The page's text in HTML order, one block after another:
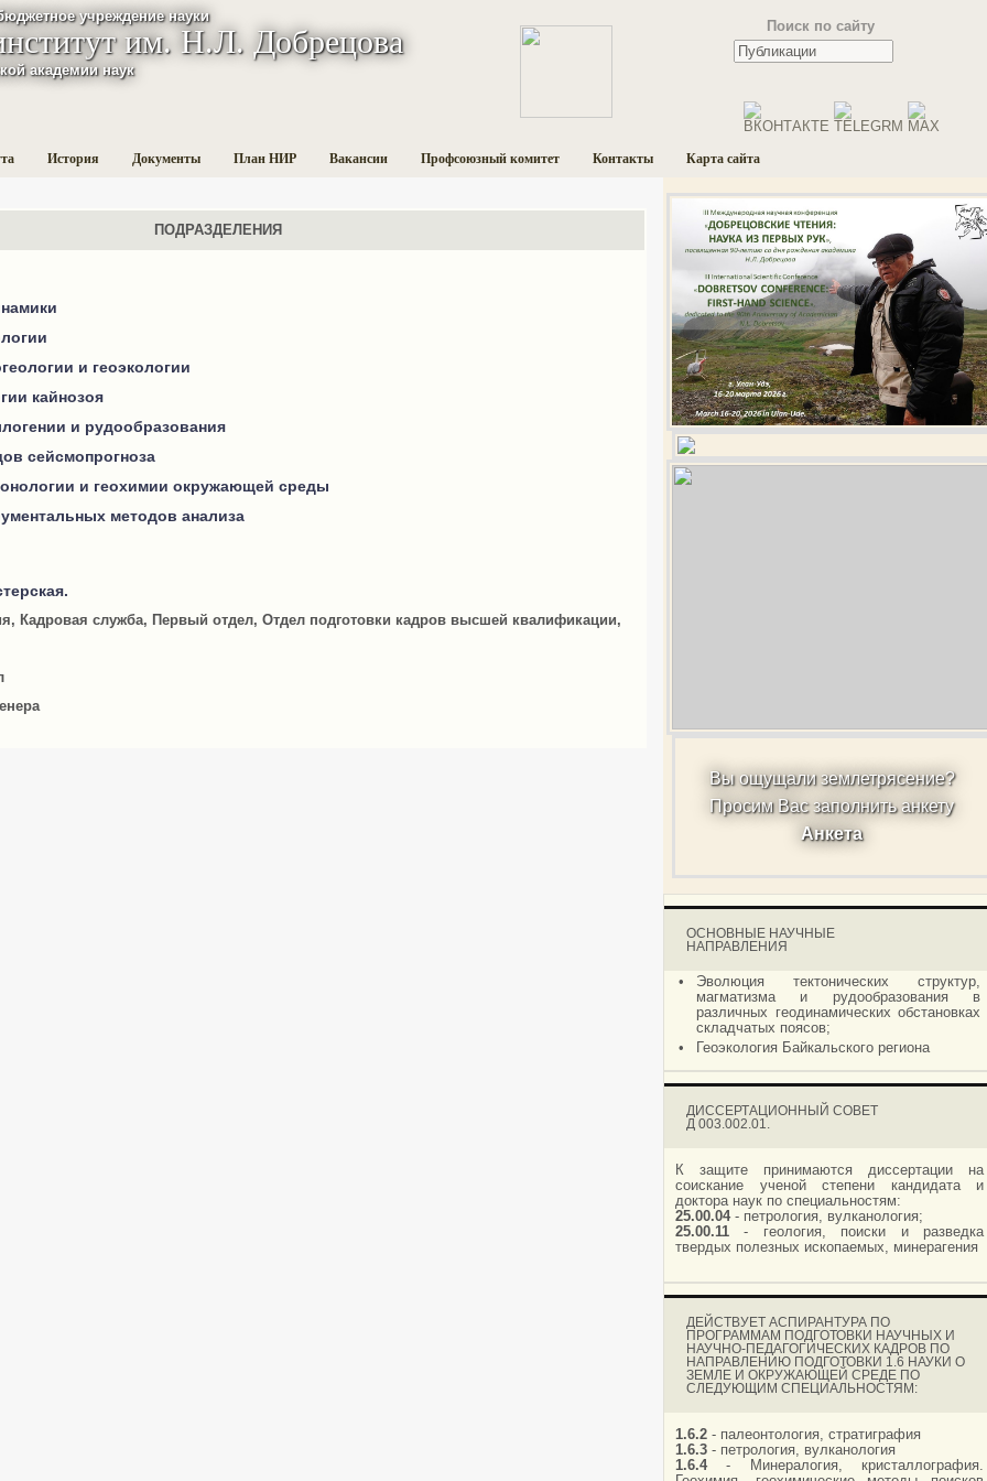
учреждение науки
им. Н.Л. Добрецова
академии наук
История Документы План НИР Вакансии Профсоюзный комитет Контакты Карта сайта
Поиск по сайту
ПОДРАЗДЕЛЕНИЯ
и геоэкологии
кайнозоя
и рудообразования
сейсмопрогноза
и геохимии окружающей среды
методов анализа
Кадровая служба, Первый отдел, Отдел подготовки кадров высшей квалификации,
Вы ощущали землетрясение?
Просим Вас заполнить анкету
Анкета
ОСНОВНЫЕ НАУЧНЫЕ
НАПРАВЛЕНИЯ
•
Эволюция тектонических структур,
магматизма и рудообразования в
различных геодинамических обстановках
складчатых поясов;
•
Геоэкология Байкальского региона
ДИССЕРТАЦИОННЫЙ СОВЕТ
Д 003.002.01.
К защите принимаются диссертации на
соискание ученой степени кандидата и
доктора наук по специальностям:
25.00.04- петрология, вулканология;
25.00.11 - геология, поиски и разведка
твердых полезных ископаемых, минерагения
ДЕЙСТВУЕТ АСПИРАНТУРА ПО
ПРОГРАММАМ ПОДГОТОВКИ НАУЧНЫХ И
НАУЧНО-ПЕДАГОГИЧЕСКИХ КАДРОВ ПО
НАПРАВЛЕНИЮ ПОДГОТОВКИ 1.6 НАУКИ О
ЗЕМЛЕ И ОКРУЖАЮЩЕЙ СРЕДЕ ПО
СЛЕДУЮЩИМ СПЕЦИАЛЬНОСТЯМ:
1.6.2 - палеонтология, стратиграфия
1.6.3 - петрология, вулканология
1.6.4- Минералогия, кристаллография.